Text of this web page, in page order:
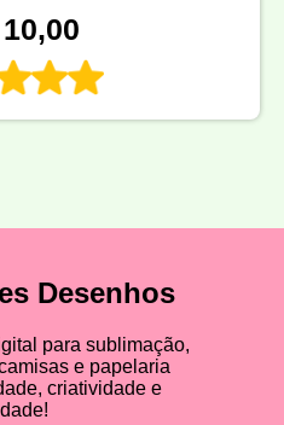
Desenhos
para sublimação,
e papelaria
criatividade e